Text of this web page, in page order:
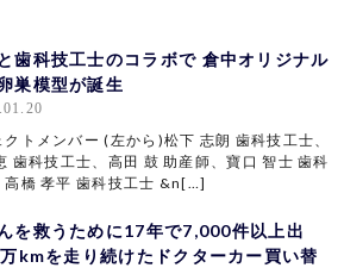
歯科技工士のコラボで 倉中オリジナル
巣模型が誕生
クトメンバー (左から)松下 志朗 歯科技工士、
歯科技工士、高田 鼓 助産師、寶口 智士 歯科
高橋 孝平 歯科技工士 &n[…]
を救うために17年で7,000件以上出
kmを走り続けたドクターカー買い替